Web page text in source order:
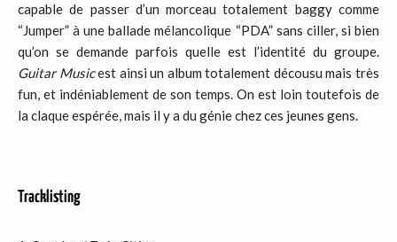
capable de passer d’un morceau totalement baggy comme
“Jumper” à une ballade mélancolique “PDA” sans ciller, si bien
qu’on se demande parfois quelle est l’identité du groupe.
Guitar Musicest ainsi un album totalement décousu mais très
fun, et indéniablement de son temps. On est loin toutefois de
la claque espérée, mais il y a du génie chez ces jeunes gens.
Tracklisting